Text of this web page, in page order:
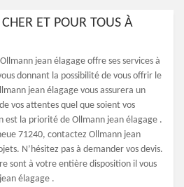
ET POUR TOUS À
jean élagage offre ses services à
donnant la possibilité de vous offrir le
jean élagage vous assurera un
vos attentes quel que soient vos
est la priorité de Ollmann jean élagage .
71240, contactez Ollmann jean
N’hésitez pas à demander vos devis.
sont à votre entière disposition il vous
élagage .